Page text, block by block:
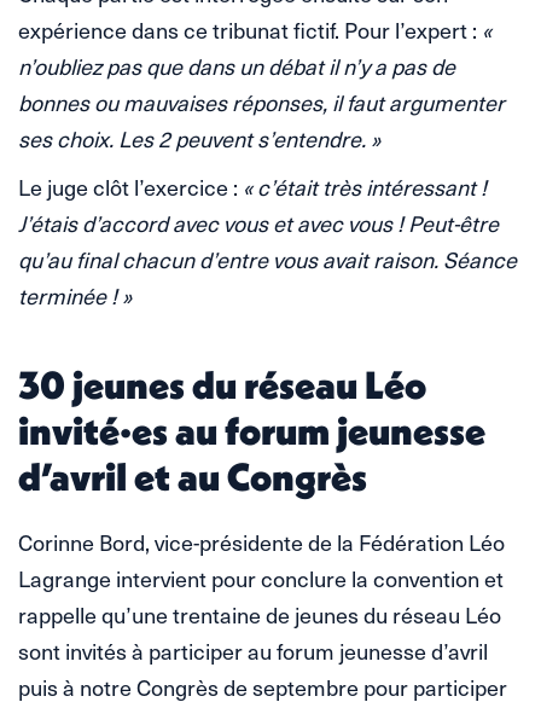
expérience dans ce tribunat fictif. Pour l’expert : «
n’oubliez pas que dans un débat il n’y a pas de
bonnes ou mauvaises réponses, il faut argumenter
ses choix. Les 2 peuvent s’entendre. »
Le juge clôt l’exercice : « c’était très intéressant !
J’étais d’accord avec vous et avec vous ! Peut-être
qu’au final chacun d’entre vous avait raison. Séance
terminée ! »
30 jeunes du réseau Léo
invité·es au forum jeunesse
d’avril et au Congrès
Corinne Bord, vice-présidente de la Fédération Léo
Lagrange intervient pour conclure la convention et
rappelle qu’une trentaine de jeunes du réseau Léo
sont invités à participer au forum jeunesse d’avril
puis à notre Congrès de septembre pour participer